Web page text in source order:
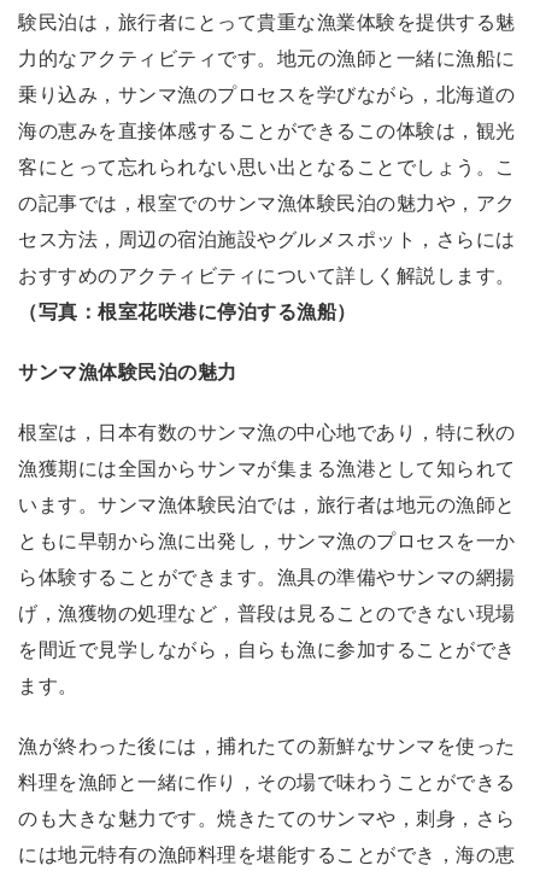
験民泊は，旅行者にとって貴重な漁業体験を提供する魅
力的なアクティビティです。地元の漁師と一緒に漁船に
乗り込み，サンマ漁のプロセスを学びながら，北海道の
海の恵みを直接体感することができるこの体験は，観光
客にとって忘れられない思い出となることでしょう。こ
の記事では，根室でのサンマ漁体験民泊の魅力や，アク
セス方法，周辺の宿泊施設やグルメスポット，さらには
おすすめのアクティビティについて詳しく解説します。
（写真：根室花咲港に停泊する漁船）
サンマ漁体験民泊の魅力
根室は，日本有数のサンマ漁の中心地であり，特に秋の
漁獲期には全国からサンマが集まる漁港として知られて
います。サンマ漁体験民泊では，旅行者は地元の漁師と
ともに早朝から漁に出発し，サンマ漁のプロセスを一か
ら体験することができます。漁具の準備やサンマの網揚
げ，漁獲物の処理など，普段は見ることのできない現場
を間近で見学しながら，自らも漁に参加することができ
ます。
漁が終わった後には，捕れたての新鮮なサンマを使った
料理を漁師と一緒に作り，その場で味わうことができる
のも大きな魅力です。焼きたてのサンマや，刺身，さら
には地元特有の漁師料理を堪能することができ，海の恵